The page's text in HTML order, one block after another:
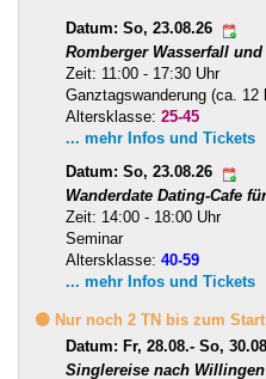
Datum: So, 23.08.26
Romberger Wasserfall
Zeit: 11:00 - 17:30 Uhr
Ganztagswanderung (ca. 12
Altersklasse: 25-45
... mehr Infos und Tickets
Datum: So, 23.08.26
Wanderdate Dating-Cafe
Zeit: 14:00 - 18:00 Uhr
Seminar
Altersklasse: 40-59
... mehr Infos und Tickets
🟡 Nur noch 2 TN bis zum Start
Datum: Fr, 28.08.- So,
Singlereise nach Willingen